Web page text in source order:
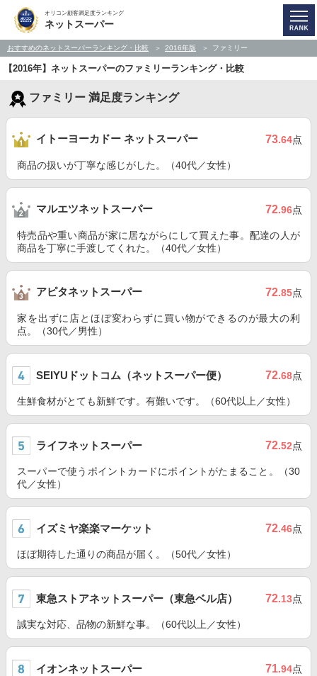
オリコン顧客満足度ランキング
ネットスーパー
おすすめのネットスーパーランキング・比較 2016年版 ファミリー
【2016年】ネットスーパーのファミリーランキング・比較
ファミリー 満足度ランキング
イトーヨーカドー ネットスーパー 73.64点
商品の扱いが丁寧な感じがした。（40代／女性）
マルエツネットスーパー 72.96点
特売品や重い商品が家に居ながらにして買えた事。配達の人が
商品を丁寧に手渡してくれた。（40代／女性）
アピタネットスーパー 72.85点
家を出ずに店とほぼ変わらずに買い物ができるのが最大の利
点。（30代／男性）
SEIYUドットコム（ネットスーパー便） 72.68点
生鮮食材がとても新鮮です。有難いです。（60代以上／女性）
ライフネットスーパー 72.52点
スーパーで使うポイントカードにポイントがたまること。（30
代／女性）
イズミヤ楽楽マーケット 72.46点
ほぼ期待した通りの商品が届く。（50代／女性）
東急ストアネットスーパー（東急ベル店） 72.13点
誠実な対応、品物の新鮮な事。（60代以上／女性）
イオンネットスーパー 71.94点